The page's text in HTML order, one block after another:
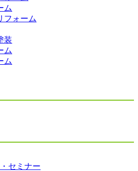
ム
フォーム
装
ム
ム
セミナー